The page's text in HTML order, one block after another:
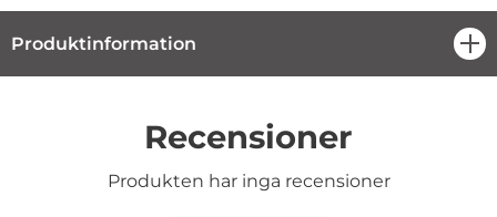
Produktinformation
Recensioner
Produkten har inga recensioner